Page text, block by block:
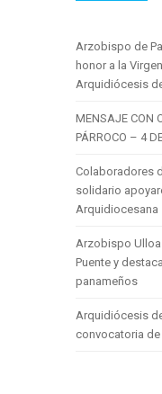
Arzobispo de
honor a la
Arquidiócesis
MENSAJE CON
PÁRROCO – 4
Colaboradores
solidario
Arquidiocesana
Arzobispo
Puente y
panameños
Arquidiócesis
convocatoria de